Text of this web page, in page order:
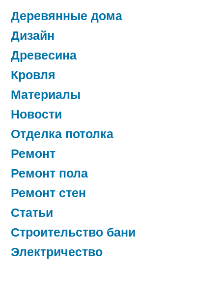
Деревянные дома
Дизайн
Древесина
Кровля
Материалы
Новости
Отделка потолка
Ремонт
Ремонт пола
Ремонт стен
Статьи
Строительство бани
Электричество